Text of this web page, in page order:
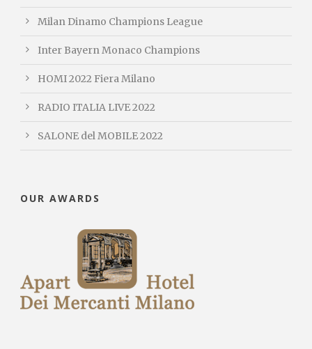
Milan Dinamo Champions League
Inter Bayern Monaco Champions
HOMI 2022 Fiera Milano
RADIO ITALIA LIVE 2022
SALONE del MOBILE 2022
OUR AWARDS